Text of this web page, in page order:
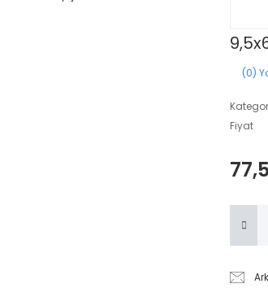
(0)
Fiyat